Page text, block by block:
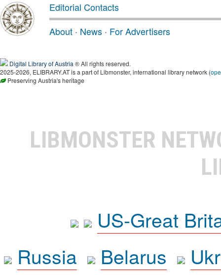
Editorial Contacts
About · News · For Advertisers
Digital Library of Austria ® All rights reserved.
2025-2026, ELIBRARY.AT is a part of Libmonster, international library network (
Preserving Austria's heritage
LIBMONSTER
US-Great
Russia
Belarus